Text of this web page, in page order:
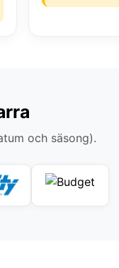
och säsong).